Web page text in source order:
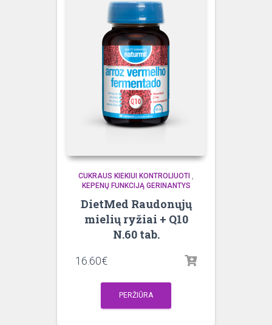
CUKRAUS KIEKIUI KONTROLIUOTI ,
KEPENŲ FUNKCIJĄ GERINANTYS
DietMed Raudonųjų
mielių ryžiai + Q10
N.60 tab.
16.60€
PERŽIŪRA